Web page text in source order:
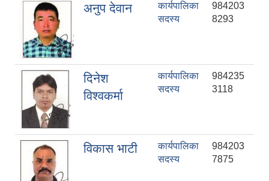
अनुप देवान
कार्यपालिका
सदस्य
984203
8293
दिनेश
विश्वकर्मा
कार्यपालिका
सदस्य
984235
3118
विकास भाटी
कार्यपालिका
सदस्य
984203
7875